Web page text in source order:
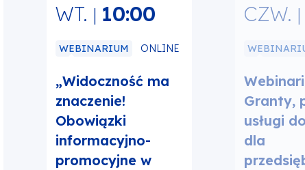
WT. | 10:00
WEBINARIUM ONLINE
„Widoczność ma
znaczenie!
Obowiązki
informacyjno-
promocyjne w
CZW. |
Granty,
usługi
dla